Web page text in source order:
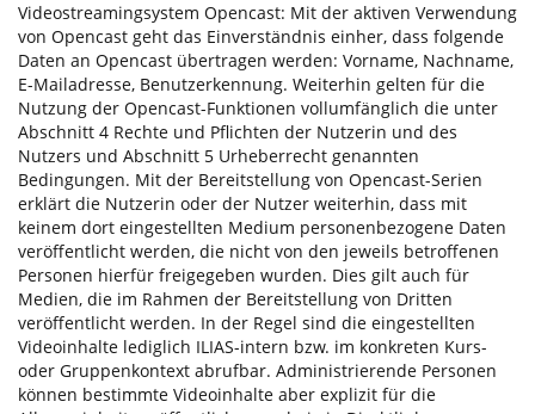
Videostreamingsystem Opencast: Mit der aktiven Verwendung
von Opencast geht das Einverständnis einher, dass folgende
Daten an Opencast übertragen werden: Vorname, Nachname,
E-Mailadresse, Benutzerkennung. Weiterhin gelten für die
Nutzung der Opencast-Funktionen vollumfänglich die unter
Abschnitt 4 Rechte und Pflichten der Nutzerin und des
Nutzers und Abschnitt 5 Urheberrecht genannten
Bedingungen. Mit der Bereitstellung von Opencast-Serien
erklärt die Nutzerin oder der Nutzer weiterhin, dass mit
keinem dort eingestellten Medium personenbezogene Daten
veröffentlicht werden, die nicht von den jeweils betroffenen
Personen hierfür freigegeben wurden. Dies gilt auch für
Medien, die im Rahmen der Bereitstellung von Dritten
veröffentlicht werden. In der Regel sind die eingestellten
Videoinhalte lediglich ILIAS-intern bzw. im konkreten Kurs-
oder Gruppenkontext abrufbar. Administrierende Personen
können bestimmte Videoinhalte aber explizit für die